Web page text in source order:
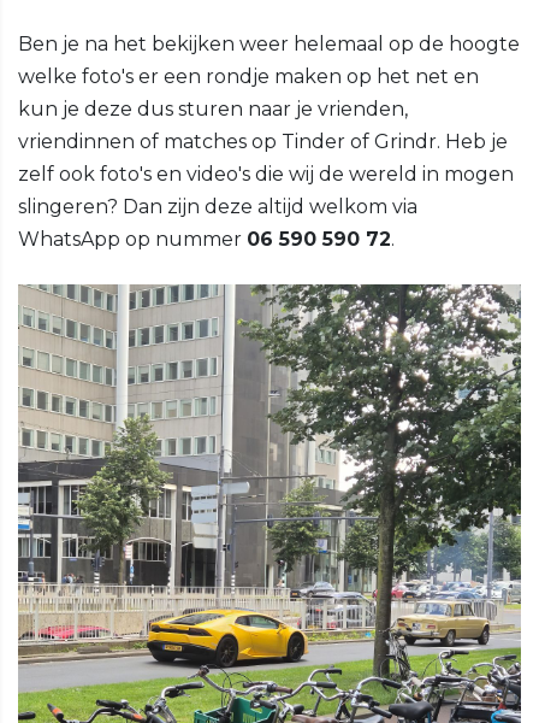
Ben je na het bekijken weer helemaal op de hoogte
welke foto's er een rondje maken op het net en
kun je deze dus sturen naar je vrienden,
vriendinnen of matches op Tinder of Grindr. Heb je
zelf ook foto's en video's die wij de wereld in mogen
slingeren? Dan zijn deze altijd welkom via
WhatsApp op nummer 06 590 590 72.